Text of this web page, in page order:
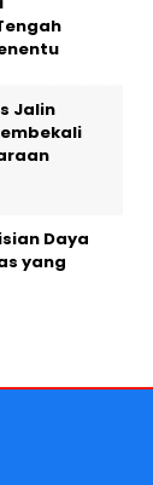
Jalin
Daya
yang